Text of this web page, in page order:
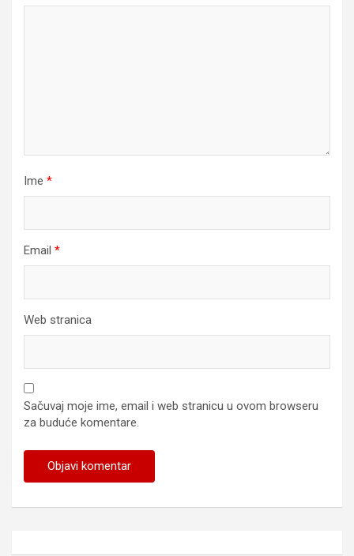
Ime *
Email *
Web stranica
Sačuvaj moje ime, email i web stranicu u ovom browseru
za buduće komentare.